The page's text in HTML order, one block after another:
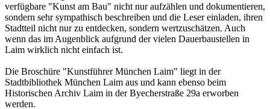
verfügbare "Kunst am Bau" nicht nur aufzählen und dokumentieren,
sondern sehr sympathisch beschreiben und die Leser einladen, ihren
Stadtteil nicht nur zu entdecken, sondern wertzuschätzen. Auch
wenn das im Augenblick aufgrund der vielen Dauerbaustellen in
Laim wirklich nicht einfach ist.
Die Broschüre "Kunstführer München Laim" liegt in der
Stadtbibliothek München Laim aus und kann ebenso beim
Historischen Archiv Laim in der Byecherstraße 29a erworben
werden.